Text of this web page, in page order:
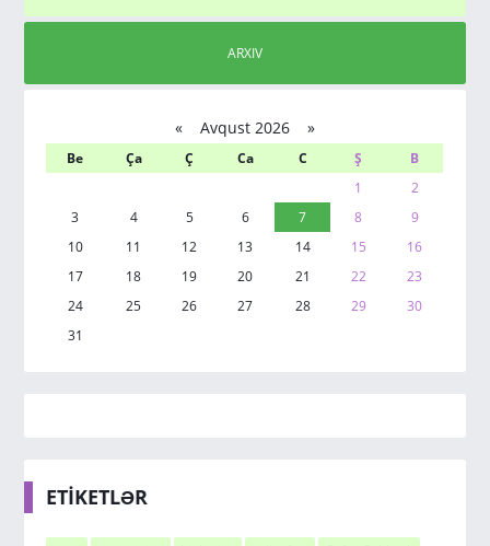
ARXIV
«Avqust 2026 »
Be Ça Ç Ca C Ş
B
1
2
3
4 5 6 7 8
9
10
11 12 13 14 15
16
17
18 19 20 21 22
23
24
25 26 27 28 29
30
31
ETİKETLƏR